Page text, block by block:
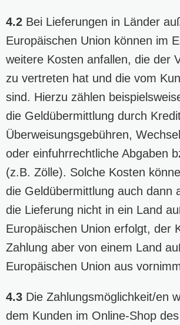
4.2 Bei Lieferungen in Länder
Europäischen Union können im
weitere Kosten anfallen, die der
zu vertreten hat und die vom
sind. Hierzu zählen
die Geldübermittlung durch
Überweisungsgebühren,
oder einfuhrrechtliche Abgaben
(z.B. Zölle). Solche Kosten
die Geldübermittlung auch dann
die Lieferung nicht in ein Land
Europäischen Union erfolgt, der
Zahlung aber von einem Land
Europäischen Union aus
4.3 Die Zahlungsmöglichkeit/en
dem Kunden im Online-Shop